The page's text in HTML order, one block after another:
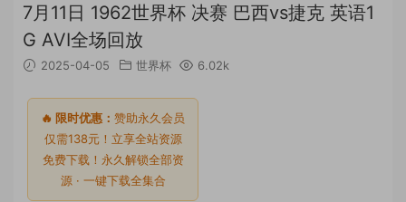
7月11日 1962世界杯 决赛 巴西vs捷克 英语1
G AVI全场回放
2025-04-05 世界杯 6.02k
🔥 限时优惠： 赞助永久会员
仅需138元！立享全站资源
免费下载！永久解锁全部资
源 · 一键下载全集合